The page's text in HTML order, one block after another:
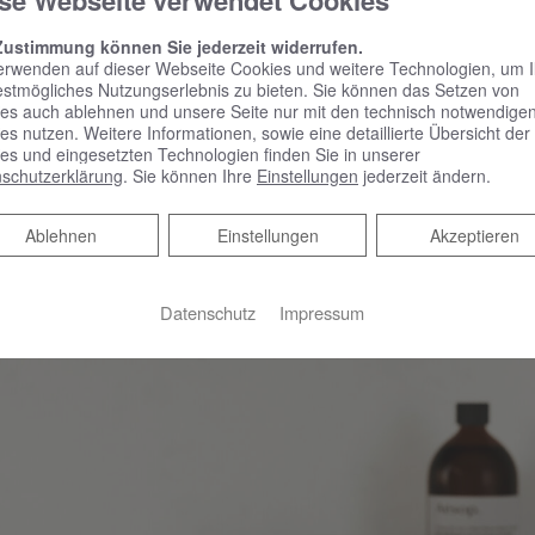
konkaven und konvexen Formen und horizontalen Linien
und Waschtischkante vor, mal weichen sie sich
und seitlicher Ablagefläche. Auch Ablage
Richtungswechsel: Während die über der Armatur
das darüber schwebende Lichtsegel wieder vor, um das
das horizontale Wellenlinien-Design durch den
können Sie jederzeit widerrufen.
auf dieser Webseite Cookies und weitere Technologien, um
Nutzungserlebnis zu bieten. Sie können das Setzen von
auch ablehnen und unsere Seite nur mit den technisch notwendigen
nutzen. Weitere Informationen, sowie eine detaillierte Übersicht der
und eingesetzten Technologien finden Sie in unserer
. Sie können Ihre Einstellungen jederzeit ändern.
Akzeptieren
Einstellungen
Ablehnen
Ablehnen
Datenschutz Impressum